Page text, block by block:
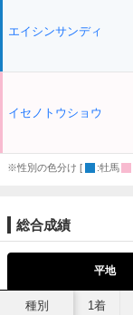
エイシンサンディ
イセノトウショウ
※性別の色分け [ :牡馬
総合成績
平地
種別 1着